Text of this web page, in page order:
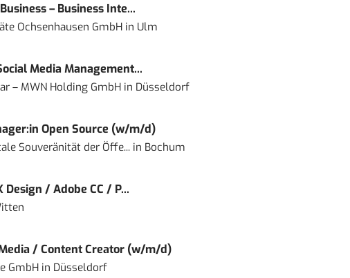
– Business Inte...
Ochsenhausen GmbHin Ulm
Media Management...
– MWN Holding GmbHin Düsseldorf
Open Source (w/m/d)
Souveränität der Öffe...in Bochum
Design / Adobe CC / P...
/ Content Creator (w/m/d)
GmbHin Düsseldorf